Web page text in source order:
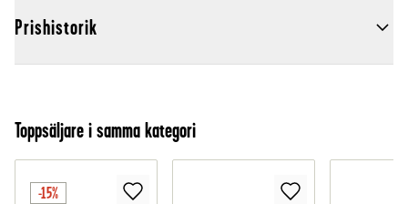
Prishistorik
Toppsäljare i samma kategori
-15%